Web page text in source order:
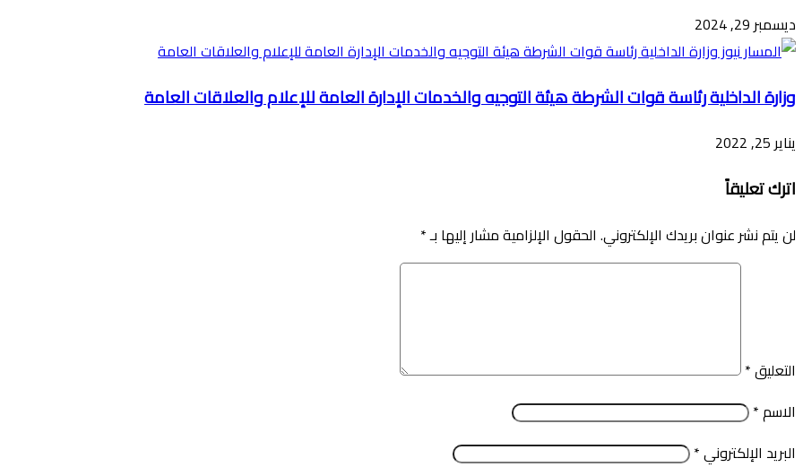
ديسمبر 29, 2024
وزارة الداخلية رئاسة قوات الشرطة هيئة التوجيه والخدمات الإدارة العامة للإعلام والعلاقات العامة
يناير 25, 2022
اترك تعليقاً
لن يتم نشر عنوان بريدك الإلكتروني. الحقول الإلزامية مشار إليها بـ*
التعليق*
الاسم*
البريد الإلكتروني*